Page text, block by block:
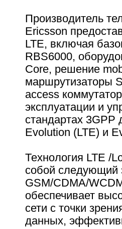
Производитель
Ericsson
LTE, включая
RBS6000,
Core, решение
маршрутизаторы
access
эксплуатации и
стандартах 3GPP
Evolution (LTE) и
Технология LTE /
собой следующий
GSM/CDMA/
обеспечивает
сети с точки
данных,